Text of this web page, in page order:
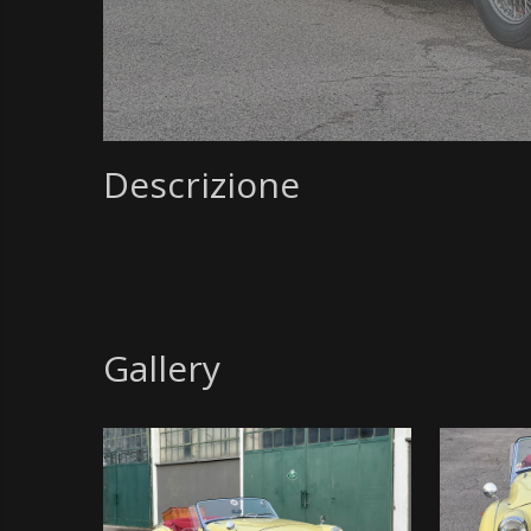
Descrizione
Gallery